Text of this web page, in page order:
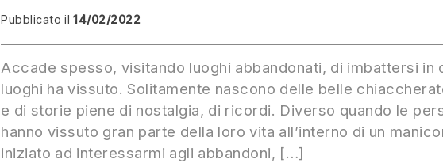
Pubblicato il14/02/2022
Accade spesso, visitando luoghi abbandonati, di imbattersi in
luoghi ha vissuto. Solitamente nascono delle belle
e di storie piene di nostalgia, di ricordi. Diverso quando le
hanno vissuto gran parte della loro vita all’interno di un
iniziato ad interessarmi agli abbandoni, […]